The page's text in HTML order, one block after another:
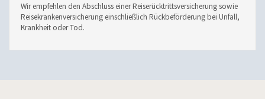
Wir empfehlen den Abschluss einer Reiserücktrittsversicherung sowie
Reisekrankenversicherung einschließlich Rückbeförderung bei Unfall,
Krankheit oder Tod.